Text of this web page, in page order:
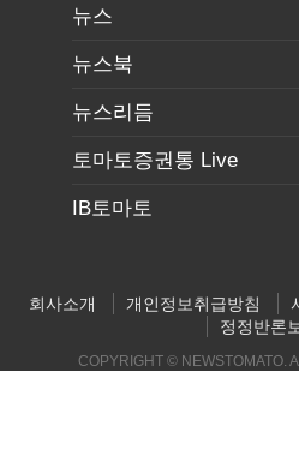
뉴스
뉴스북
뉴스리듬
토마토증권통 Live
IB토마토
회사소개 개인정보취급방침
정정반론
COPYRIGHT © NEWSTOMATO.